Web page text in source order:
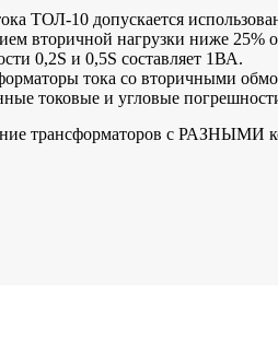
ТОЛ-10 допускается
вторичной нагрузки ниже
0,2S и 0,5S составляет 1ВА.
тока со вторичными
токовые и угловые
трансформаторов с РАЗНЫМИ